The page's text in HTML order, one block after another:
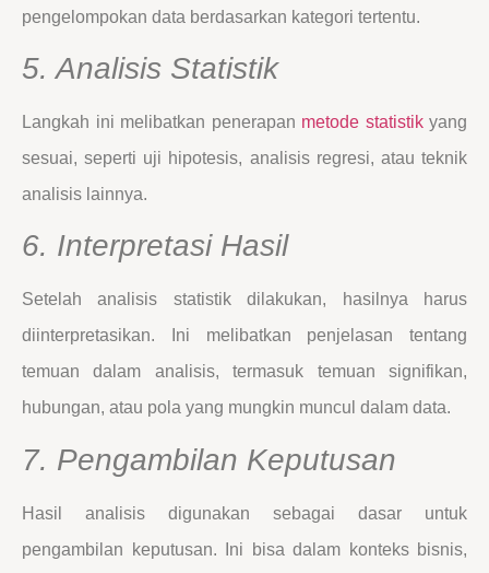
pengelompokan data berdasarkan kategori tertentu.
5. Analisis Statistik
Langkah ini melibatkan penerapan metode statistikyang
sesuai, seperti uji hipotesis, analisis regresi, atau teknik
analisis lainnya.
6. Interpretasi Hasil
Setelah analisis statistik dilakukan, hasilnya harus
diinterpretasikan. Ini melibatkan penjelasan tentang
temuan dalam analisis, termasuk temuan signifikan,
hubungan, atau pola yang mungkin muncul dalam data.
7. Pengambilan Keputusan
Hasil analisis digunakan sebagai dasar untuk
pengambilan keputusan. Ini bisa dalam konteks bisnis,